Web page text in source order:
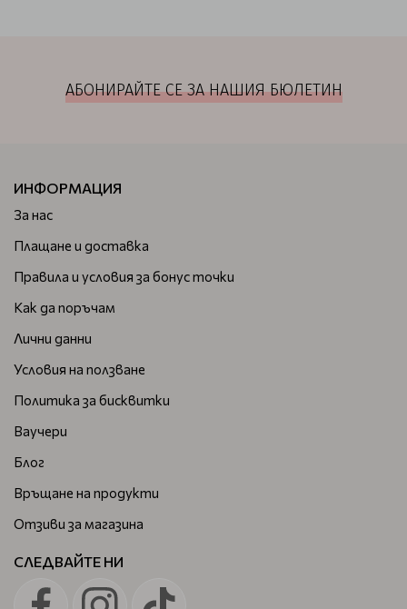
АБОНИРАЙТЕ СЕ ЗА НАШИЯ БЮЛЕТИН
ИНФОРМАЦИЯ
За нас
Плащане и доставка
Правила и условия за бонус точки
Как да поръчам
Лични данни
Условия на ползване
Политика за бисквитки
Ваучери
Блог
Връщане на продукти
Отзиви за магазина
СЛЕДВАЙТЕ НИ